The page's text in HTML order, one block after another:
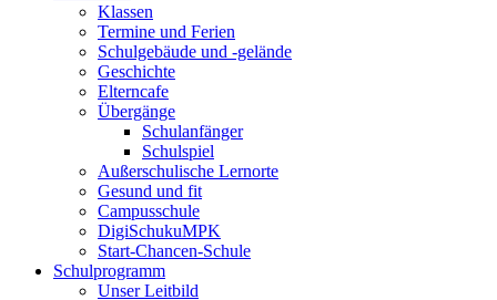
Klassen
Termine und Ferien
Schulgebäude und -gelände
Geschichte
Elterncafe
Übergänge
Schulanfänger
Schulspiel
Außerschulische Lernorte
Gesund und fit
Campusschule
DigiSchukuMPK
Start-Chancen-Schule
Schulprogramm
Unser Leitbild